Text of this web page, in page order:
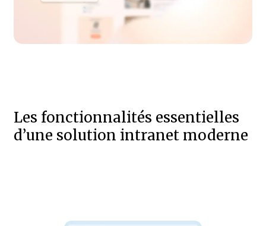
Les fonctionnalités essentielles
d’une solution intranet moderne